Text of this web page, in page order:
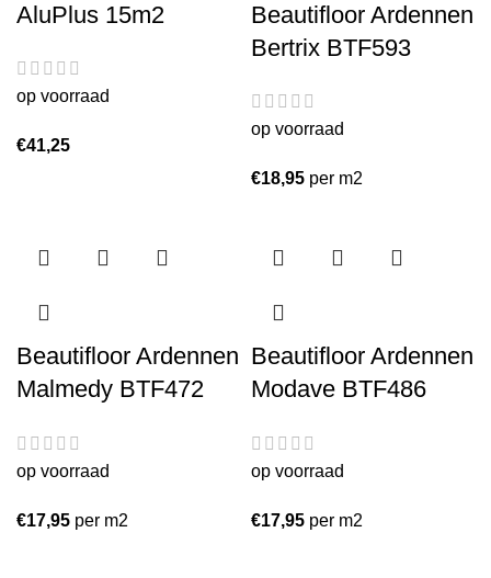
AluPlus 15m2
op voorraad
€41,25
Beautifloor Ardennen
Bertrix BTF593
op voorraad
€18,95 per m2
Beautifloor Ardennen
Malmedy BTF472
op voorraad
€17,95 per m2
Beautifloor Ardennen
Modave BTF486
op voorraad
€17,95 per m2